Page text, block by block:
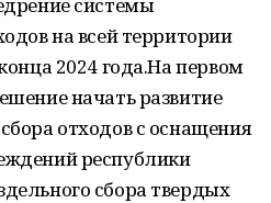
на всей территории
2024 года.На первом
начать развитие
отходов с оснащения
республики
сбора твердых